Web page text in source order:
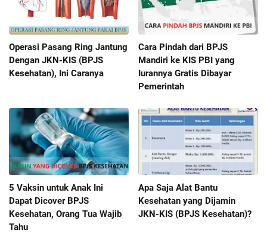
Operasi Pasang Ring Jantung
Dengan JKN-KIS (BPJS
Kesehatan), Ini Caranya
Cara Pindah dari BPJS
Mandiri ke KIS PBI yang
Iurannya Gratis Dibayar
Pemerintah
5 Vaksin untuk Anak Ini
Dapat Dicover BPJS
Kesehatan, Orang Tua Wajib
Tahu
Apa Saja Alat Bantu
Kesehatan yang Dijamin
JKN-KIS (BPJS Kesehatan)?